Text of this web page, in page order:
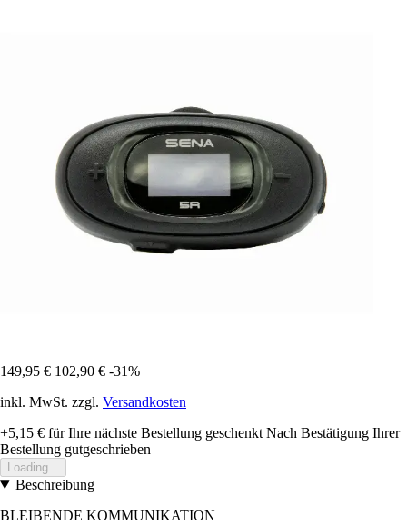
149,95 € 102,90 € -31%
inkl. MwSt. zzgl. Versandkosten
+5,15 € für Ihre nächste Bestellung geschenkt Nach Bestätigung Ihrer
Bestellung gutgeschrieben
Loading...
Beschreibung
BLEIBENDE KOMMUNIKATION